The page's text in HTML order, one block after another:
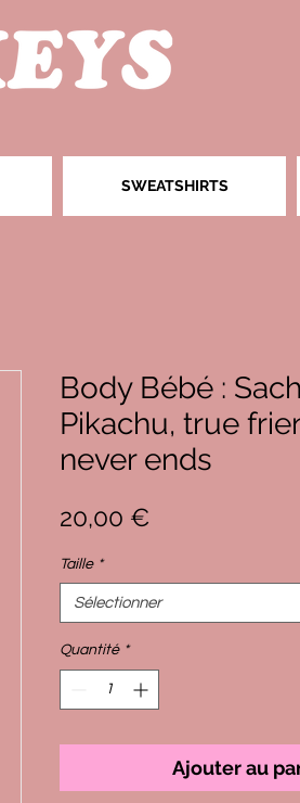
SWEATSHIRTS
Body Bébé :
Pikachu, true
never ends
20,00 €
Taille *
Sélectionner
Quantité *
Ajouter au